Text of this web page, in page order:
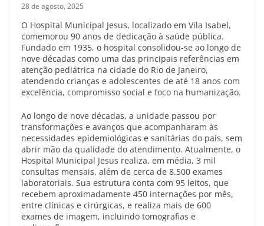
28 de agosto, 2025
O Hospital Municipal Jesus, localizado em Vila Isabel,
comemorou 90 anos de dedicação à saúde pública.
Fundado em 1935, o hospital consolidou-se ao longo de
nove décadas como uma das principais referências em
atenção pediátrica na cidade do Rio de Janeiro,
atendendo crianças e adolescentes de até 18 anos com
excelência, compromisso social e foco na humanização.
Ao longo de nove décadas, a unidade passou por
transformações e avanços que acompanharam às
necessidades epidemiológicas e sanitárias do país, sem
abrir mão da qualidade do atendimento. Atualmente, o
Hospital Municipal Jesus realiza, em média, 3 mil
consultas mensais, além de cerca de 8.500 exames
laboratoriais. Sua estrutura conta com 95 leitos, que
recebem aproximadamente 450 internações por mês,
entre clínicas e cirúrgicas, e realiza mais de 600
exames de imagem, incluindo tomografias e